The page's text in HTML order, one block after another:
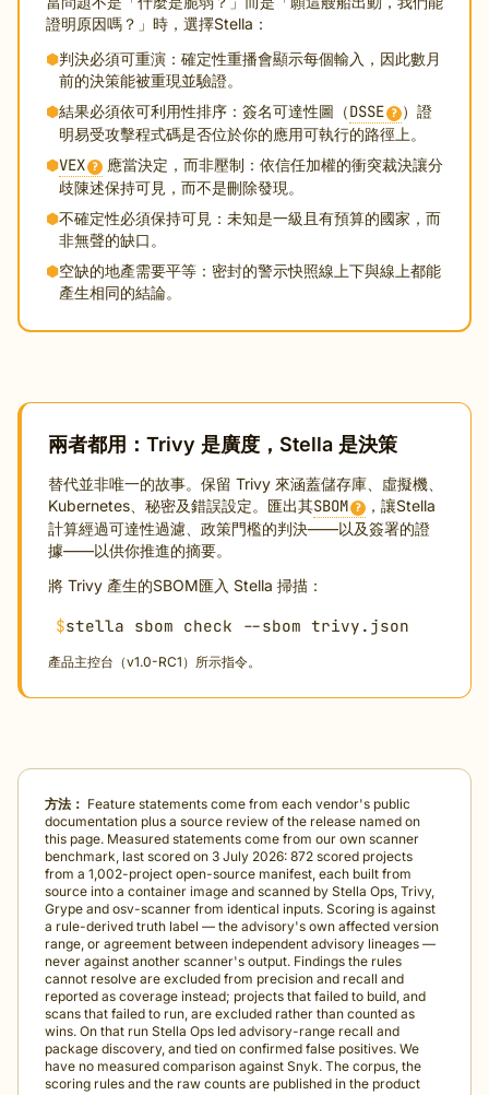
證明原因嗎？」時，選擇Stella：
⬢判決必須可重演：確定性重播會顯示每個輸入，因此數月
前的決策能被重現並驗證。
⬢結果必須依可利用性排序：簽名可達性圖（DSSE ? ）證
明易受攻擊程式碼是否位於你的應用可執行的路徑上。
⬢VEX ?
應當決定，而非壓制：依信任加權的衝突裁決讓分
歧陳述保持可見，而不是刪除發現。
⬢不確定性必須保持可見：未知是一級且有預算的國家，而
非無聲的缺口。
⬢空缺的地產需要平等：密封的警示快照線上下與線上都能
產生相同的結論。
兩者都用：Trivy 是廣度，Stella 是決策
替代並非唯一的故事。保留 Trivy 來涵蓋儲存庫、虛擬機、
Kubernetes、秘密及錯誤設定。匯出其SBOM ?
，讓Stella
計算經過可達性過濾、政策門檻的判決——以及簽署的證
據——以供你推進的摘要。
將 Trivy 產生的SBOM匯入 Stella 掃描：
$stella sbom check --sbom trivy.json
產品主控台（v1.0-RC1）所示指令。
方法： Feature statements come from each vendor's public
documentation plus a source review of the release named on
this page. Measured statements come from our own scanner
benchmark, last scored on 3 July 2026: 872 scored projects
from a 1,002-project open-source manifest, each built from
source into a container image and scanned by Stella Ops, Trivy,
Grype and osv-scanner from identical inputs. Scoring is against
a rule-derived truth label — the advisory's own affected version
range, or agreement between independent advisory lineages —
never against another scanner's output. Findings the rules
cannot resolve are excluded from precision and recall and
reported as coverage instead; projects that failed to build, and
scans that failed to run, are excluded rather than counted as
wins. On that run Stella Ops led advisory-range recall and
package discovery, and tied on confirmed false positives. We
have no measured comparison against Snyk. The corpus, the
scoring rules and the raw counts are published in the product